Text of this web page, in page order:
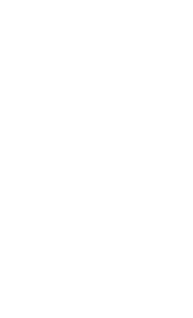
Minh - Hà